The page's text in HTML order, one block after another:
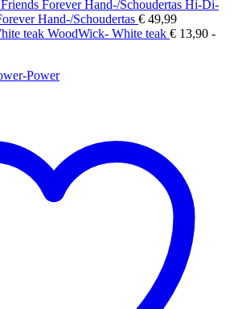
Hi-Di-
Hand-/Schoudertas € 49,99
WoodWick- White teak € 13,90 -